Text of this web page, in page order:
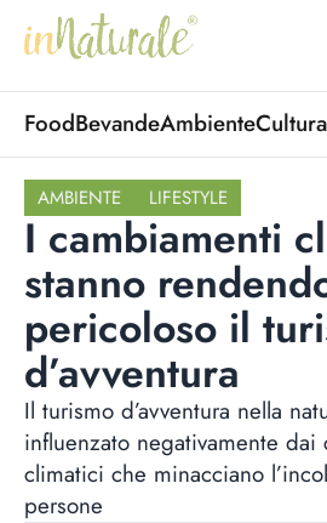
FoodBevandeAmbienteCultura
AMBIENTE LIFESTYLE
I cambiamenti
stanno
pericoloso il
d’avventura
Il turismo d’avventura nella
influenzato negativamente dai
climatici che minacciano
persone